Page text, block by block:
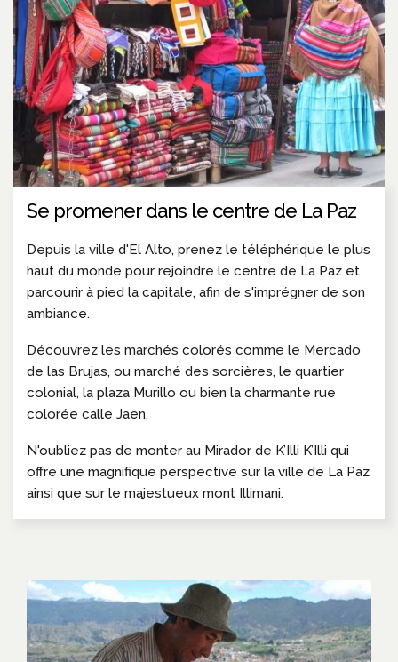
Se promener dans le centre de La Paz
Depuis la ville d'El Alto, prenez le téléphérique le plus
haut du monde pour rejoindre le centre de La Paz et
parcourir à pied la capitale, afin de s'imprégner de son
ambiance.
Découvrez les marchés colorés comme le Mercado
de las Brujas, ou marché des sorcières, le quartier
colonial, la plaza Murillo ou bien la charmante rue
colorée calle Jaen.
N'oubliez pas de monter au Mirador de K’Illi K’Illi qui
offre une magnifique perspective sur la ville de La Paz
ainsi que sur le majestueux mont Illimani.